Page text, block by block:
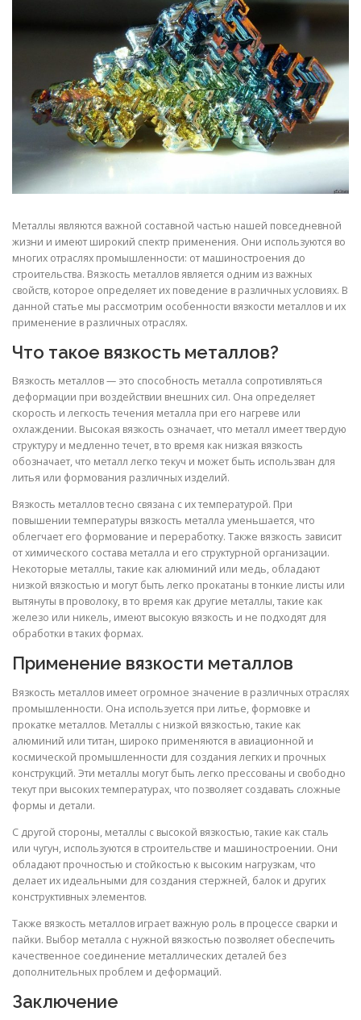
Металлы являются важной составной частью нашей повседневной
жизни и имеют широкий спектр применения. Они используются во
многих отраслях промышленности: от машиностроения до
строительства. Вязкость металлов является одним из важных
свойств, которое определяет их поведение в различных условиях. В
данной статье мы рассмотрим особенности вязкости металлов и их
применение в различных отраслях.
Что такое вязкость металлов?
Вязкость металлов — это способность металла сопротивляться
деформации при воздействии внешних сил. Она определяет
скорость и легкость течения металла при его нагреве или
охлаждении. Высокая вязкость означает, что металл имеет твердую
структуру и медленно течет, в то время как низкая вязкость
обозначает, что металл легко текуч и может быть использван для
литья или формования различных изделий.
Вязкость металлов тесно связана с их температурой. При
повышении температуры вязкость металла уменьшается, что
облегчает его формование и переработку. Также вязкость зависит
от химического состава металла и его структурной организации.
Некоторые металлы, такие как алюминий или медь, обладают
низкой вязкостью и могут быть легко прокатаны в тонкие листы или
вытянуты в проволоку, в то время как другие металлы, такие как
железо или никель, имеют высокую вязкость и не подходят для
обработки в таких формах.
Применение вязкости металлов
Вязкость металлов имеет огромное значение в различных отраслях
промышленности. Она используется при литье, формовке и
прокатке металлов. Металлы с низкой вязкостью, такие как
алюминий или титан, широко применяются в авиационной и
космической промышленности для создания легких и прочных
конструкций. Эти металлы могут быть легко прессованы и свободно
текут при высоких температурах, что позволяет создавать сложные
формы и детали.
С другой стороны, металлы с высокой вязкостью, такие как сталь
или чугун, используются в строительстве и машиностроении. Они
обладают прочностью и стойкостью к высоким нагрузкам, что
делает их идеальными для создания стержней, балок и других
конструктивных элементов.
Также вязкость металлов играет важную роль в процессе сварки и
пайки. Выбор металла с нужной вязкостью позволяет обеспечить
качественное соединение металлических деталей без
дополнительных проблем и деформаций.
Заключение